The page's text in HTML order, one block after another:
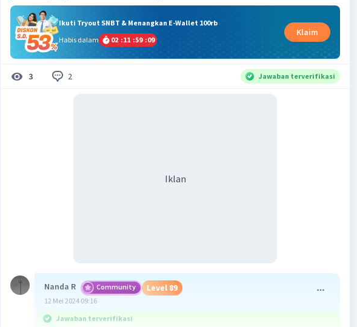
Ikuti Tryout SNBT & Menangkan E-Wallet 100rb
Habis dalam
02 :11 :59 :09
Klaim
3 2 Jawaban terverifikasi
Iklan
Nanda R Community Level 89
12 Mei 2024 09:16
Jawaban terverifikasi